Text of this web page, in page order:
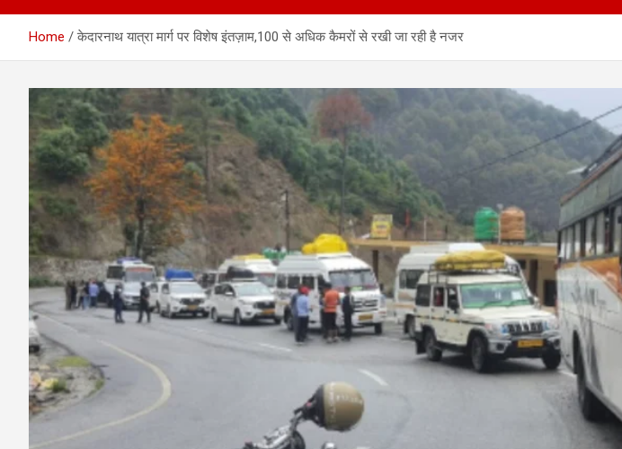
Home केदारनाथ यात्रा मार्ग पर विशेष इंतज़ाम,100 से अधिक कैमरों से रखी जा रही है नजर